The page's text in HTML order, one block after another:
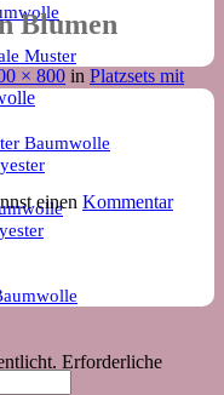
Muster
Baumwolle
Blumen
× 800 in Platzsets mit
einen Kommentar
Erforderliche